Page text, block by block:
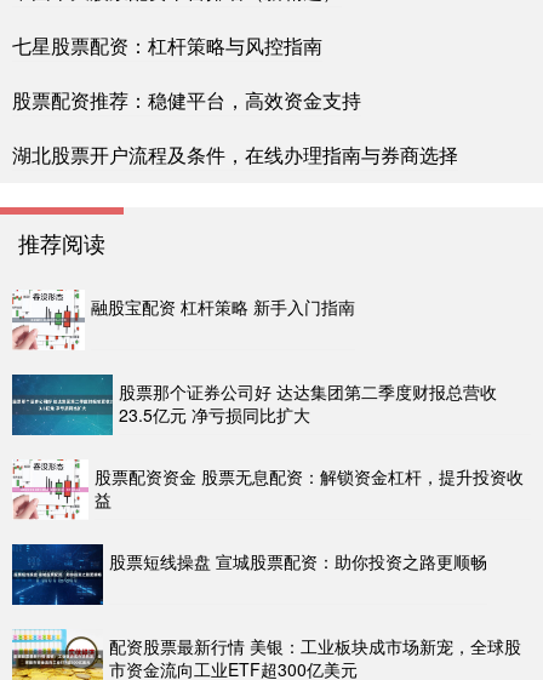
七星股票配资：杠杆策略与风控指南
股票配资推荐：稳健平台，高效资金支持
湖北股票开户流程及条件，在线办理指南与券商选择
推荐阅读
融股宝配资 杠杆策略 新手入门指南
股票那个证券公司好 达达集团第二季度财报总营收
23.5亿元 净亏损同比扩大
股票配资资金 股票无息配资：解锁资金杠杆，提升投资收
益
股票短线操盘 宣城股票配资：助你投资之路更顺畅
配资股票最新行情 美银：工业板块成市场新宠，全球股
市资金流向工业ETF超300亿美元